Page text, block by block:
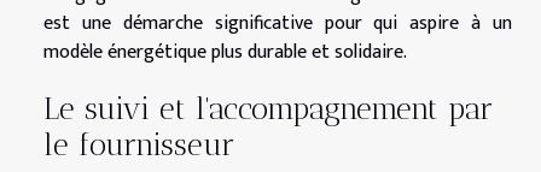
est une démarche significative pour qui aspire à un
modèle énergétique plus durable et solidaire.
Le suivi et l'accompagnement par
le fournisseur